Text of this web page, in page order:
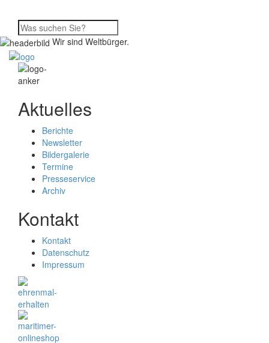
Wir sind Weltbürger.
Aktuelles
Berichte
Newsletter
Bildergalerie
Termine
Presseservice
Archiv
Kontakt
Kontakt
Datenschutz
Impressum